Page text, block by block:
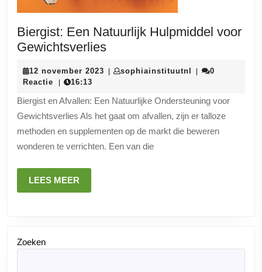
Biergist: Een Natuurlijk Hulpmiddel voor
GewichtsverliesBiergist:
Natuurlijk
voor
Gewichtsverlies
12 november 2023 12| sophiainstituutnl |
0
Reactie
| 16:13
Biergist en Afvallen: Een Natuurlijke Ondersteuning voor
Gewichtsverlies Als het gaat om afvallen, zijn er talloze
methoden en supplementen op de markt die beweren
wonderen te verrichten. Een van die
LEES MEER
MEER
Zoeken